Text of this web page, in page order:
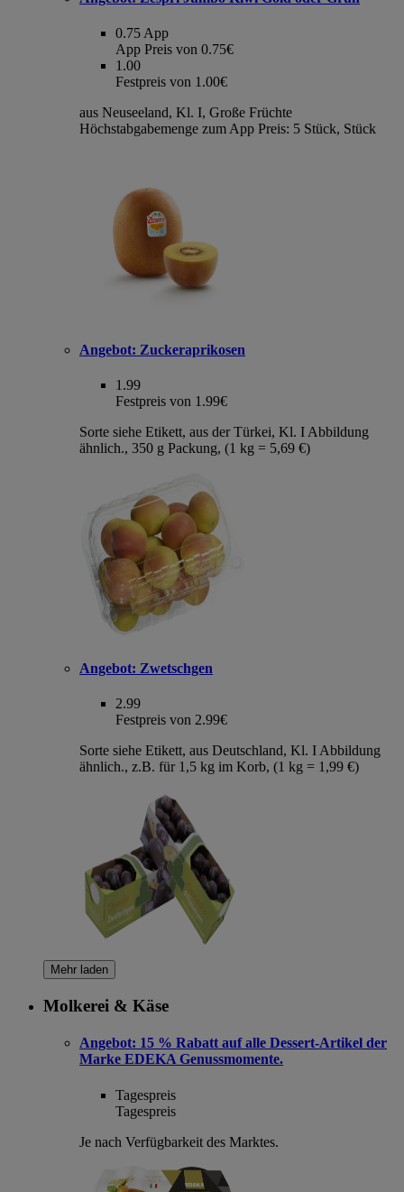
0.75 App
App Preis von 0.75€
1.00
Festpreis von 1.00€
aus Neuseeland, Kl. I, Große Früchte
Höchstabgabemenge zum App Preis: 5 Stück, Stück
Angebot: Zuckeraprikosen
1.99
Festpreis von 1.99€
Sorte siehe Etikett, aus der Türkei, Kl. I Abbildung
ähnlich., 350 g Packung, (1 kg = 5,69 €)
Angebot: Zwetschgen
2.99
Festpreis von 2.99€
Sorte siehe Etikett, aus Deutschland, Kl. I Abbildung
ähnlich., z.B. für 1,5 kg im Korb, (1 kg = 1,99 €)
Mehr laden
Molkerei & Käse
Angebot: 15 % Rabatt auf alle Dessert-Artikel der
Marke EDEKA Genussmomente.
Tagespreis
Tagespreis
Je nach Verfügbarkeit des Marktes.